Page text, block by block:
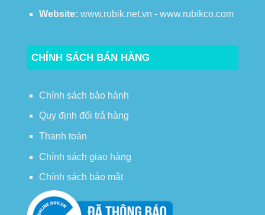
Website: www.rubik.net.vn - www.rubikco.com
CHÍNH SÁCH BÁN HÀNG
Chính sách bảo hành
Quy định đổi trả hàng
Thanh toán
Chính sách giao hàng
Chính sách bảo mật